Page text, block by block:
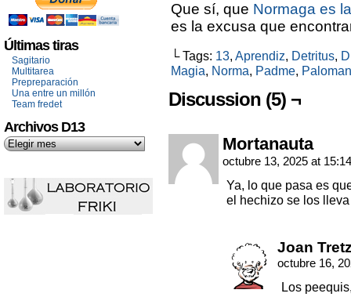
Últimas tiras
Sagitario
Multitarea
Prepreparación
Una entre un millón
Team fredet
Archivos D13
Que sí, que Normaga es
es la excusa que
└ Tags: 13, Aprendiz, Detritus,
Magia, Norma, Padme, Paloman
Discussion (5) ¬
Mortanauta
octubre 13, 2025 at
Ya, lo que pasa es
el hechizo se los
Joan
octubre 16,
Los